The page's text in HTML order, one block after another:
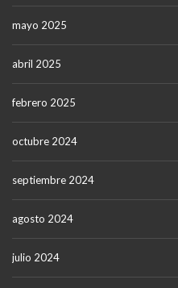
mayo 2025
abril 2025
febrero 2025
octubre 2024
septiembre 2024
agosto 2024
julio 2024